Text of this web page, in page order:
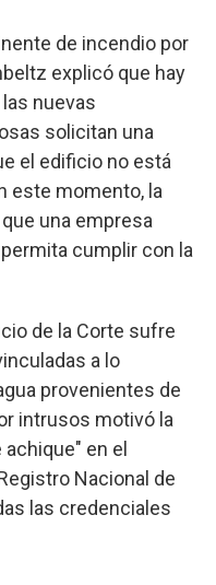
de incendio por
explicó que hay
nuevas
solicitan una
el edificio no está
este momento, la
una empresa
cumplir con la
de la Corte sufre
a lo
provenientes de
intrusos motivó la
en el
Nacional de
las credenciales